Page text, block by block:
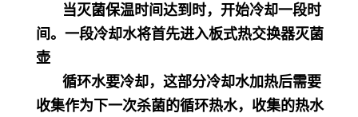
当灭菌保温时间达到时，开始冷却一段时
间。一段冷却水将首先进入板式热交换器灭菌
壶
循环水要冷却，这部分冷却水加热后需要
收集作为下一次杀菌的循环热水，收集的热水